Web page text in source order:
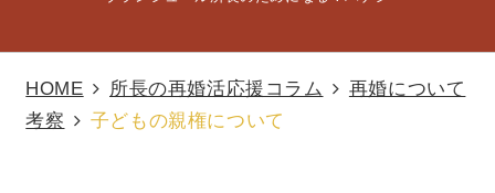
HOME 所長の再婚活応援コラム
再婚について
考察
子どもの親権について